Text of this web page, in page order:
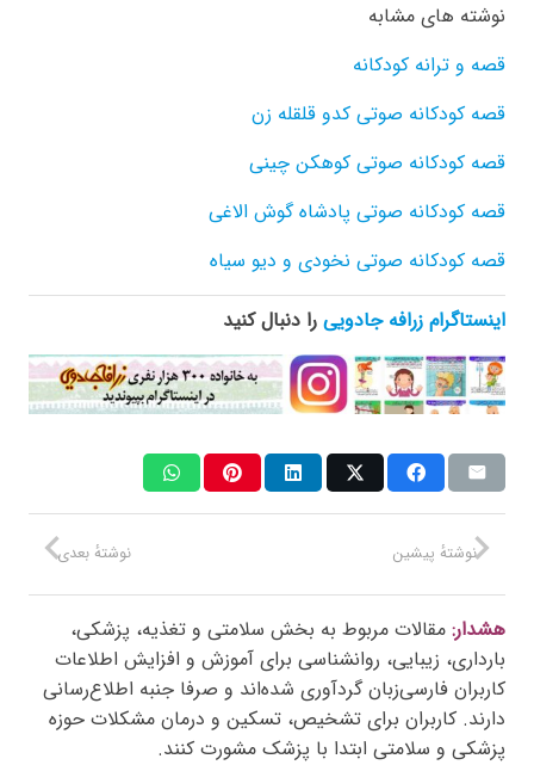
نوشته های مشابه
قصه و ترانه کودکانه
قصه کودکانه صوتی کدو قلقله زن
قصه کودکانه صوتی کوهکن چینی
قصه کودکانه صوتی پادشاه گوش الاغی
قصه کودکانه صوتی نخودی و دیو سیاه
اینستاگرام زرافه جادویی را دنبال کنید
نوشتهٔ بعدی نوشتهٔ پیشین
هشدار: مقالات مربوط به بخش سلامتی و تغذیه، پزشکی،
بارداری، زیبایی، روانشناسی برای آموزش و افزایش اطلاعات
کاربران فارسی‌زبان گردآوری شده‌اند و صرفا جنبه اطلاع‌رسانی
دارند. کاربران برای تشخیص، تسکین و درمان مشکلات حوزه
پزشکی و سلامتی ابتدا با پزشک مشورت کنند.